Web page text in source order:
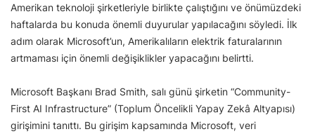
Amerikan teknoloji şirketleriyle birlikte çalıştığını ve önümüzdeki
haftalarda bu konuda önemli duyurular yapılacağını söyledi. İlk
adım olarak Microsoft’un, Amerikalıların elektrik faturalarının
artmaması için önemli değişiklikler yapacağını belirtti.
Microsoft Başkanı Brad Smith, salı günü şirketin “Community-
First AI Infrastructure” (Toplum Öncelikli Yapay Zekâ Altyapısı)
girişimini tanıttı. Bu girişim kapsamında Microsoft, veri